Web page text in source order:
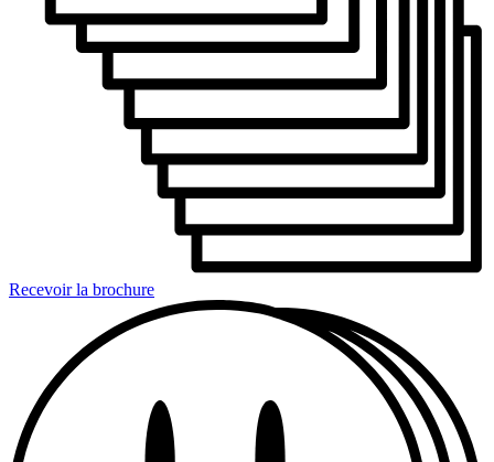
Recevoir la brochure